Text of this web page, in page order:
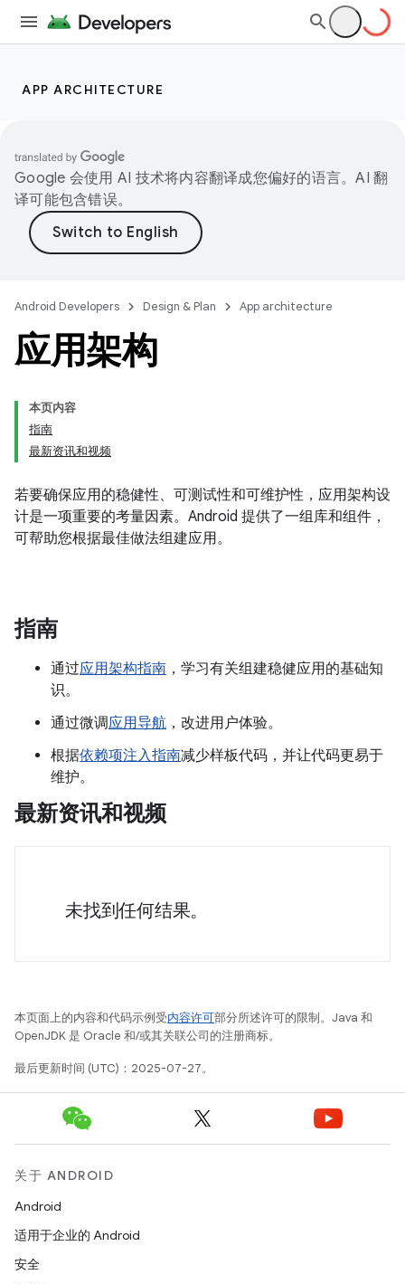
APP ARCHITECTURE
Google 会使用 AI 技术将内容翻译成您偏好的语言。AI 翻
译可能包含错误。
Android Developers Design & Plan App architecture
应用架构
本页内容
指南
最新资讯和视频
若要确保应用的稳健性、可测试性和可维护性，应用架构设
计是一项重要的考量因素。Android 提供了一组库和组件，
可帮助您根据最佳做法组建应用。
指南
通过应用架构指南 ，学习有关组建稳健应用的基础知
识。
通过微调应用导航 ，改进用户体验。
根据依赖项注入指南减少样板代码，并让代码更易于
维护。
最新资讯和视频
未找到任何结果。
本页面上的内容和代码示例受内容许可部分所述许可的限制。Java 和
OpenJDK 是 Oracle 和/或其关联公司的注册商标。
最后更新时间 (UTC)：2025-07-27。
关于 ANDROID
Android
适用于企业的 Android
安全